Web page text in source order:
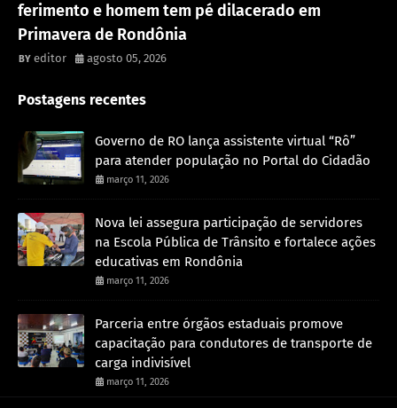
ferimento e homem tem pé dilacerado em
Primavera de Rondônia
editor agosto 05, 2026
Postagens recentes
Governo de RO lança assistente virtual “Rô”
para atender população no Portal do Cidadão
março 11, 2026
Nova lei assegura participação de servidores
na Escola Pública de Trânsito e fortalece ações
educativas em Rondônia
março 11, 2026
Parceria entre órgãos estaduais promove
capacitação para condutores de transporte de
carga indivisível
março 11, 2026